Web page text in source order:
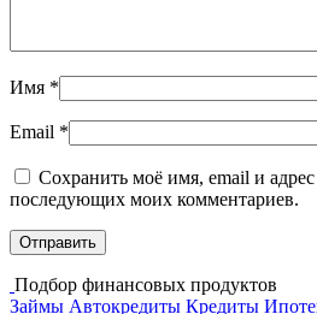
Имя *
Email *
Сохранить моё имя, email и адрес
последующих моих комментариев.
Подбор финансовых продуктов
Займы Автокредиты Кредиты